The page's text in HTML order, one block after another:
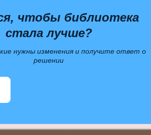
чтобы библиотека
стала лучше?
нужны изменения и получите ответ о
решении